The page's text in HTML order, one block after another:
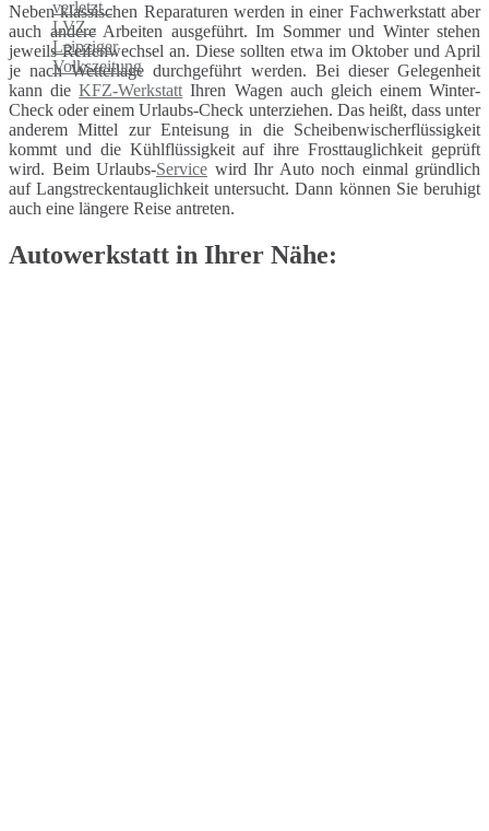
Neben klassischen Reparaturen werden in einer Fachwerkstatt aber
auch andere Arbeiten ausgeführt. Im Sommer und Winter stehen
jeweils Reifenwechsel an. Diese sollten etwa im Oktober und April
je nach Wetterlage durchgeführt werden. Bei dieser Gelegenheit
kann dieKFZ-Werkstatt Ihren Wagen auch gleich einem Winter-
Check oder einem Urlaubs-Check unterziehen. Das heißt, dass unter
anderem Mittel zur Enteisung in die Scheibenwischerflüssigkeit
kommt und die Kühlflüssigkeit auf ihre Frosttauglichkeit geprüft
wird. Beim Urlaubs-Service wird Ihr Auto noch einmal gründlich
auf Langstreckentauglichkeit untersucht. Dann können Sie beruhigt
auch eine längere Reise antreten.
Autowerkstatt in Ihrer Nähe: